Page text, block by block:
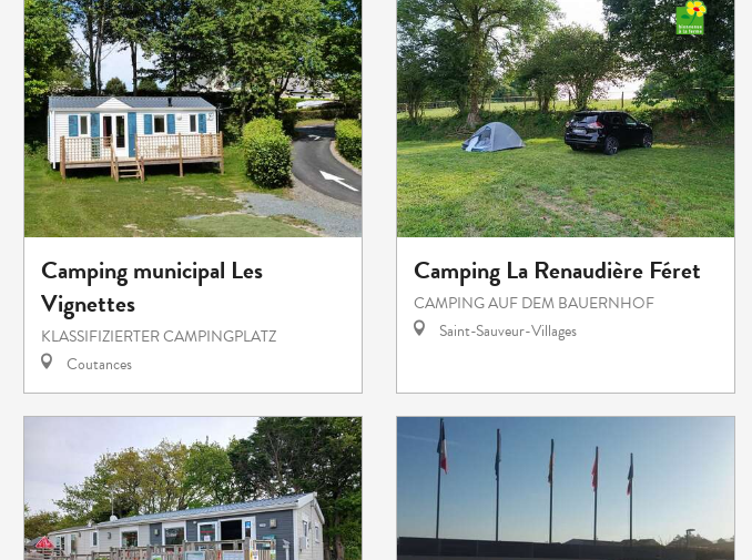
Camping municipal Les
Vignettes
KLASSIFIZIERTER CAMPINGPLATZ
Coutances
Camping La Renaudière Féret
CAMPING AUF DEM BAUERNHOF
Saint-Sauveur-Villages